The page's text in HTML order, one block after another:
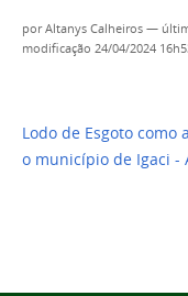
porAltanys Calheiros —
modificação 24/04/2024
Lodo de Esgoto
o município de Igaci -